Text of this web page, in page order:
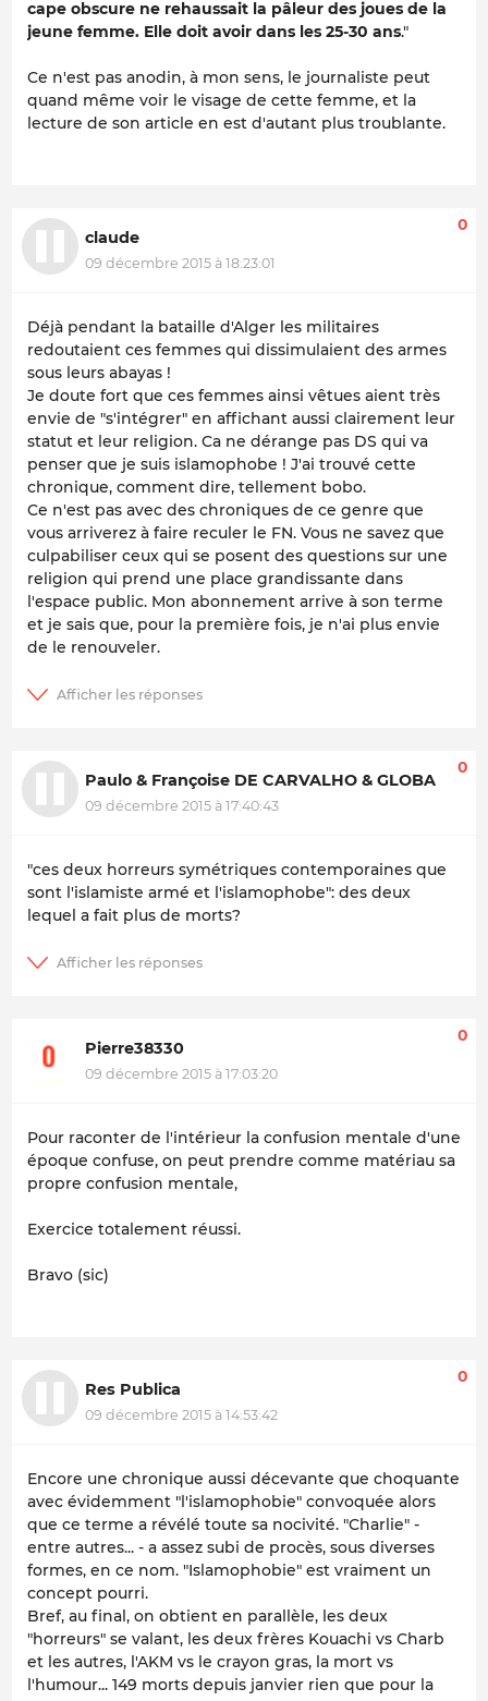
cape obscure ne rehaussait la pâleur des joues de la
jeune femme. Elle doit avoir dans les 25-30 ans."
Ce n'est pas anodin, à mon sens, le journaliste peut
quand même voir le visage de cette femme, et la
lecture de son article en est d'autant plus troublante.
claude
09 décembre 2015 à 18:23:01
0
Déjà pendant la bataille d'Alger les militaires
redoutaient ces femmes qui dissimulaient des armes
sous leurs abayas !
Je doute fort que ces femmes ainsi vêtues aient très
envie de "s'intégrer" en affichant aussi clairement leur
statut et leur religion. Ca ne dérange pas DS qui va
penser que je suis islamophobe ! J'ai trouvé cette
chronique, comment dire, tellement bobo.
Ce n'est pas avec des chroniques de ce genre que
vous arriverez à faire reculer le FN. Vous ne savez que
culpabiliser ceux qui se posent des questions sur une
religion qui prend une place grandissante dans
l'espace public. Mon abonnement arrive à son terme
et je sais que, pour la première fois, je n'ai plus envie
de le renouveler.
Paulo & Françoise DE CARVALHO & GLOBA
09 décembre 2015 à 17:40:43
0
"ces deux horreurs symétriques contemporaines que
sont l'islamiste armé et l'islamophobe": des deux
lequel a fait plus de morts?
Pierre38330
09 décembre 2015 à 17:03:20
0
Pour raconter de l'intérieur la confusion mentale d'une
époque confuse, on peut prendre comme matériau sa
propre confusion mentale,
Exercice totalement réussi.
Bravo (sic)
Res Publica
09 décembre 2015 à 14:53:42
0
Encore une chronique aussi décevante que choquante
avec évidemment "l'islamophobie" convoquée alors
que ce terme a révélé toute sa nocivité. "Charlie" -
entre autres... - a assez subi de procès, sous diverses
formes, en ce nom. "Islamophobie" est vraiment un
concept pourri.
Bref, au final, on obtient en parallèle, les deux
"horreurs" se valant, les deux frères Kouachi vs Charb
et les autres, l'AKM vs le crayon gras, la mort vs
l'humour... 149 morts depuis janvier rien que pour la